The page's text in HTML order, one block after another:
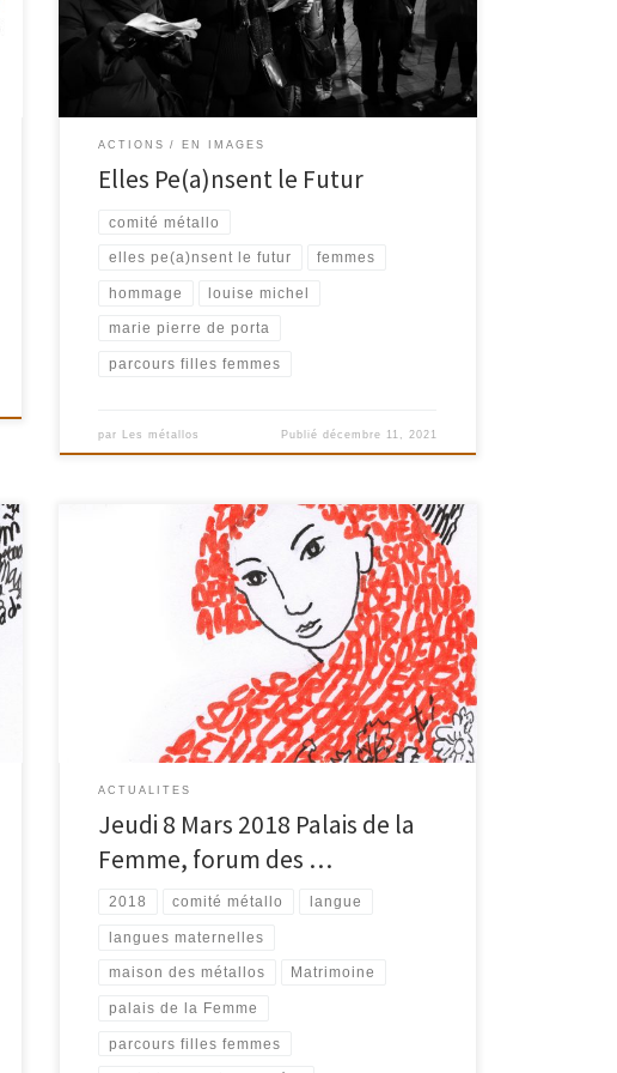
Filles-Femmes « Elles Pe(a)nsent le Futur », 2021
ACTIONS EN IMAGES
Elles Pe(a)nsent le Futur
comité métallo
elles pe(a)nsent le futur femmes
hommage louise michel
marie pierre de porta
parcours filles femmes
par Les métallos Publié décembre 11, 2021
15ème Parcours Filles Femmes 2018 du 8 au 25 mars
SUR LA LANGUE DE MA MÈRE, en-quête et trocs de
Matrimoines Les LANGUES MATERNELLES nous
engendrent et construisent notre pensée, impulsent
les rythmes de nos corps, et bercent de leur musique
nos oreilles. Langue-matrice de l’enfance, mots de
ACTUALITES
Jeudi 8 Mars 2018 Palais de la
Femme, forum des …
2018 comité métallo langue
langues maternelles
maison des métallos Matrimoine
palais de la Femme
parcours filles femmes